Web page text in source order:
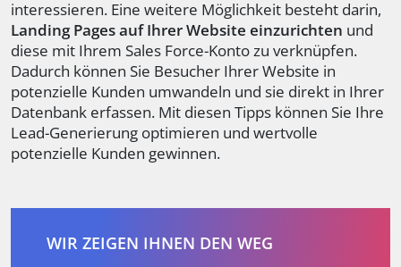
interessieren. Eine weitere Möglichkeit besteht darin,
Landing Pages auf Ihrer Website einzurichten und
diese mit Ihrem Sales Force-Konto zu verknüpfen.
Dadurch können Sie Besucher Ihrer Website in
potenzielle Kunden umwandeln und sie direkt in Ihrer
Datenbank erfassen. Mit diesen Tipps können Sie Ihre
Lead-Generierung optimieren und wertvolle
potenzielle Kunden gewinnen.
WIR ZEIGEN IHNEN DEN WEG